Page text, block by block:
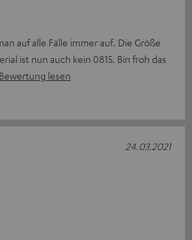
auf alle Fälle immer auf. Die Größe
ist nun auch kein 0815. Bin froh das
lesen
24.03.2021